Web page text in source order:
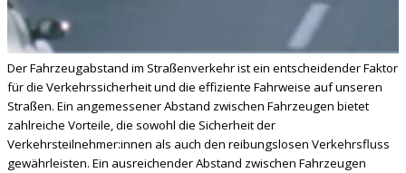
Der Fahrzeugabstand im Straßenverkehr ist ein entscheidender Faktor
für die Verkehrssicherheit und die effiziente Fahrweise auf unseren
Straßen. Ein angemessener Abstand zwischen Fahrzeugen bietet
zahlreiche Vorteile, die sowohl die Sicherheit der
Verkehrsteilnehmer:innen als auch den reibungslosen Verkehrsfluss
gewährleisten. Ein ausreichender Abstand zwischen Fahrzeugen